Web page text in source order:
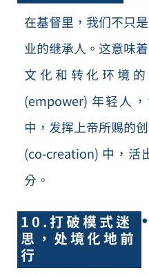
在基督里，我们不只
业的继承人。这意味
文化和转化环境
(empower) 年轻人
中，发挥上帝所赐的
(co-creation) 中，活
分。
10.打破模式迷
思，处境化地前
行